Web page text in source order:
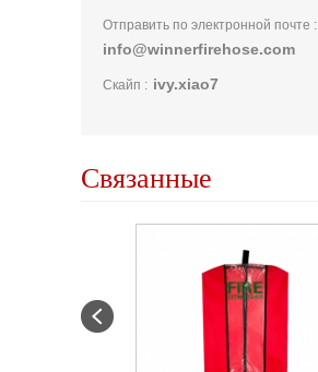
Отправить по электронной почте :
info@winnerfirehose.com
Скайп : ivy.xiao7
Связанные